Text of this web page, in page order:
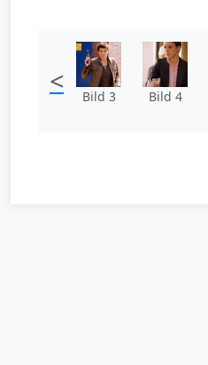
< Bild 3 Bild 4